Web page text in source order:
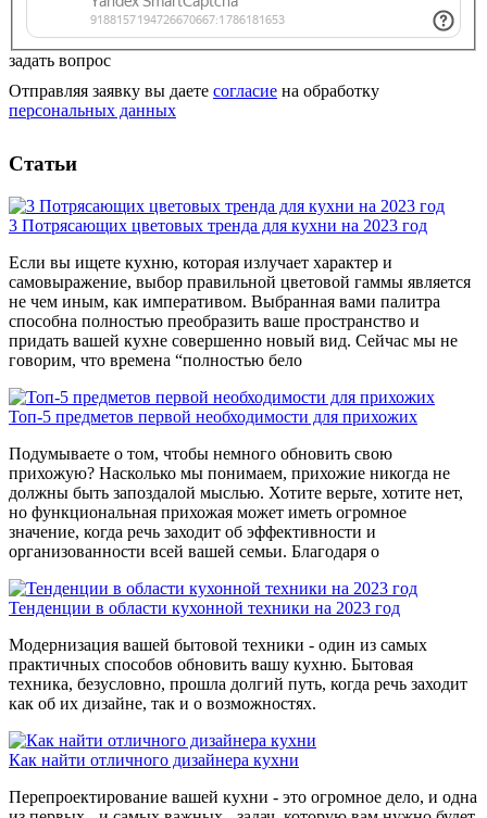
задать вопрос
Отправляя заявку вы даете согласие на обработку
персональных данных
Статьи
3 Потрясающих цветовых тренда для кухни на 2023 год
Если вы ищете кухню, которая излучает характер и
самовыражение, выбор правильной цветовой гаммы является
не чем иным, как императивом. Выбранная вами палитра
способна полностью преобразить ваше пространство и
придать вашей кухне совершенно новый вид. Сейчас мы не
говорим, что времена “полностью бело
Топ-5 предметов первой необходимости для прихожих
Подумываете о том, чтобы немного обновить свою
прихожую? Насколько мы понимаем, прихожие никогда не
должны быть запоздалой мыслью. Хотите верьте, хотите нет,
но функциональная прихожая может иметь огромное
значение, когда речь заходит об эффективности и
организованности всей вашей семьи. Благодаря о
Тенденции в области кухонной техники на 2023 год
Модернизация вашей бытовой техники - один из самых
практичных способов обновить вашу кухню. Бытовая
техника, безусловно, прошла долгий путь, когда речь заходит
как об их дизайне, так и о возможностях.
Как найти отличного дизайнера кухни
Перепроектирование вашей кухни - это огромное дело, и одна